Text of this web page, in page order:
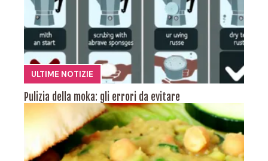
ULTIME NOTIZIE
Pulizia della moka: gli errori da evitare